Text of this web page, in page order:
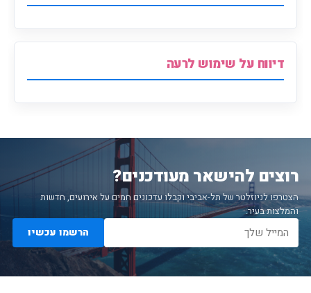
דיווח על שימוש לרעה
רוצים להישאר מעודכנים?
הצטרפו לניוזלטר של תל-אביבי וקבלו עדכונים חמים על אירועים, חדשות
והמלצות בעיר.
הרשמו עכשיו